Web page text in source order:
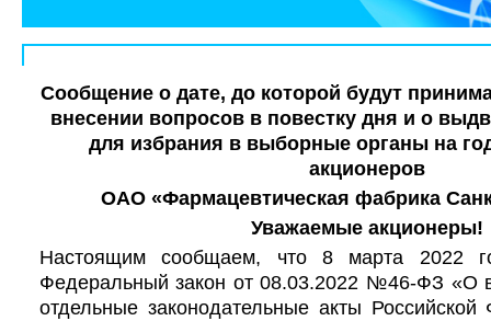
Сообщение о дате, до которой будут
внесении вопросов в повестку дня и о
для избрания в выборные органы на
акционеров
ОАО «Фармацевтическая фабрика
Уважаемые акционеры!
Настоящим сообщаем, что 8 марта 2022
Федеральный закон от 08.03.2022 №46-ФЗ «О
отдельные законодательные акты